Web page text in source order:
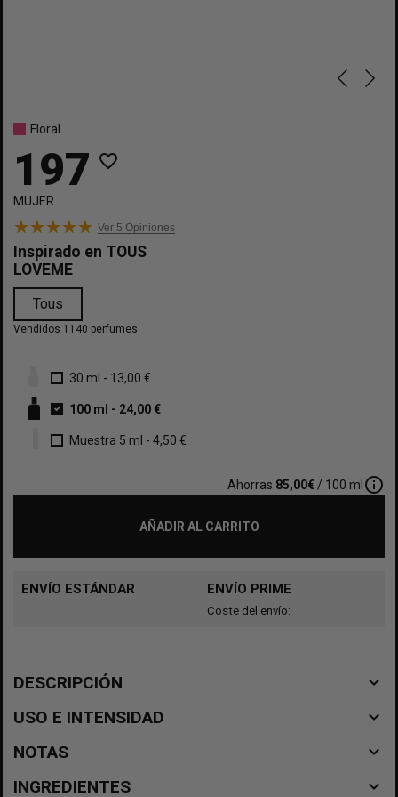
Floral
197 favorite_border
MUJER
Ver 5 Opiniones
Inspirado en TOUS
LOVEME
Tous
Vendidos 1140 perfumes
30 ml - 13,00 €
100 ml - 24,00 €
Muestra 5 ml - 4,50 €
Ahorras 85,00€ / 100 mlinfo_outline
AÑADIR AL CARRITO
ENVÍO ESTÁNDAR ENVÍO PRIME
Coste del envío:
DESCRIPCIÓN navigate_before
USO E INTENSIDAD navigate_before
NOTAS navigate_before
INGREDIENTES navigate_before